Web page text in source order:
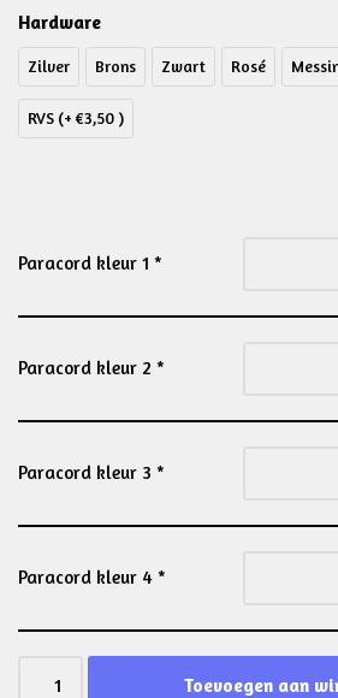
Hardware
Zilver Brons Zwart Rosé
RVS (+ €3,50 )
Paracord kleur 1 *
Paracord kleur 2 *
Paracord kleur 3 *
Paracord kleur 4 *
Toevoegen aan